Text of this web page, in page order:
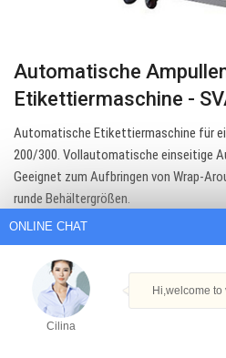
Automatische
Etikettiermaschine -
Automatische Etikettiermaschine für
200/300. Vollautomatische einseitige
Geeignet zum Aufbringen von Wrap-
runde Behältergrößen.
ONLINE CHAT
Cilina